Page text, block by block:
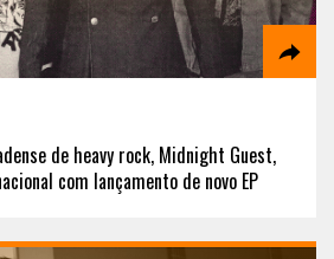
de heavy rock, Midnight Guest,
com lançamento de novo EP